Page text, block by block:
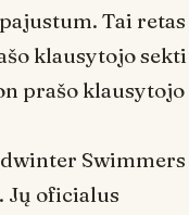
Tai retas
klausytojo sekti
prašo klausytojo
Swimmers
Jų oficialus